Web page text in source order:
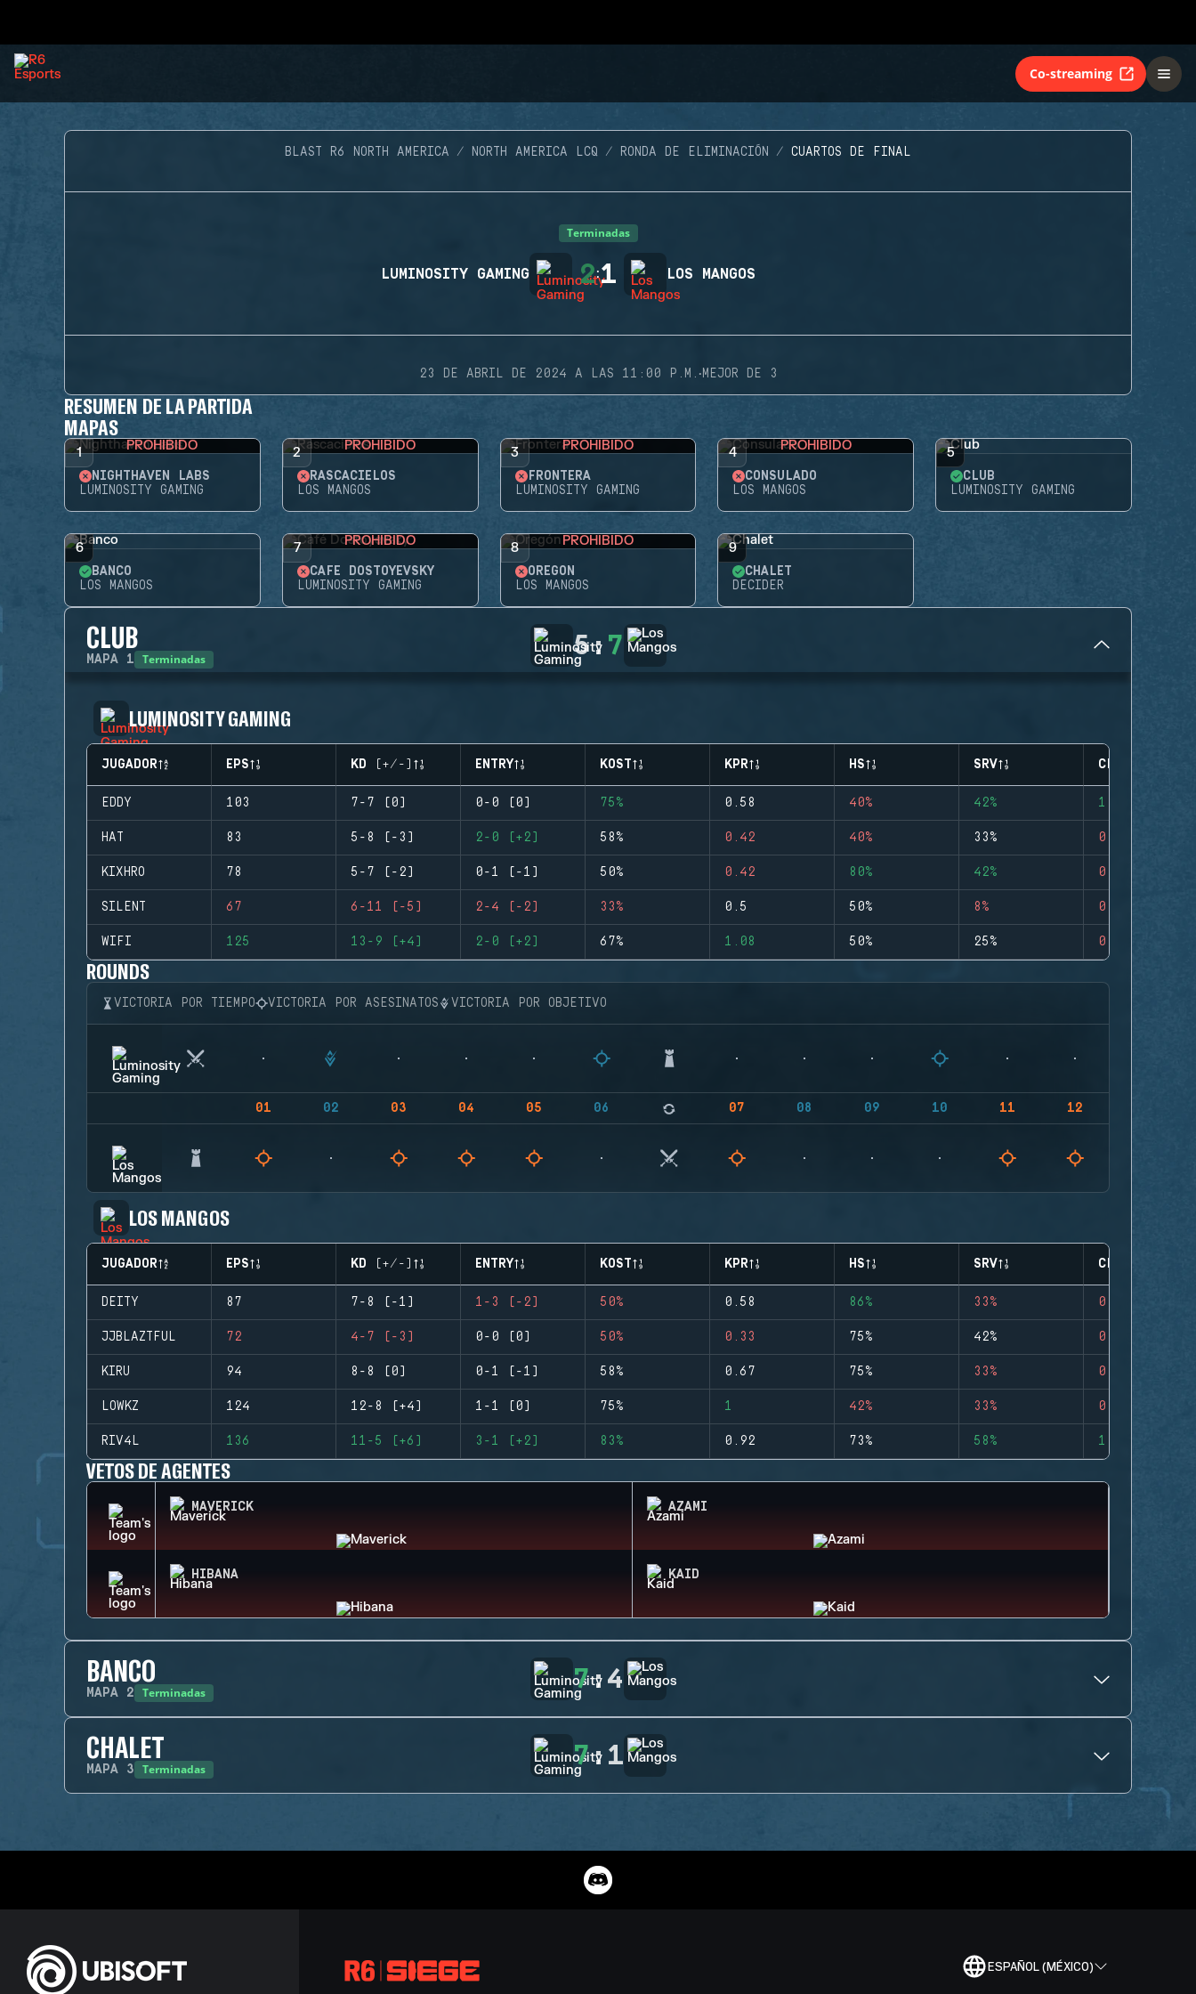
Co-streaming
BLAST R6 NORTH AMERICA NORTH AMERICA LCQ RONDA DE ELIMINACIÓN CUARTOS DE FINAL
Terminadas
LUMINOSITY GAMING 2:1 LOS MANGOS
23 DE ABRIL DE 2024 A LAS 11:00 P.M. ·MEJOR DE 3
RESUMEN DE LA PARTIDA
MAPAS
1 PROHIBIDO
NIGHTHAVEN LABS
LUMINOSITY GAMING
2 PROHIBIDO
RASCACIELOS
LOS MANGOS
3 PROHIBIDO
FRONTERA
LUMINOSITY GAMING
4 PROHIBIDO
CONSULADO
LOS MANGOS
5
CLUB
LUMINOSITY GAMING
6
BANCO
LOS MANGOS
7 PROHIBIDO
CAFÉ DOSTOYEVSKY
LUMINOSITY GAMING
8 PROHIBIDO
OREGÓN
LOS MANGOS
9
CHALET
DECIDER
CLUB
MAPA 1 Terminadas 5:7
LUMINOSITY GAMING
JUGADOR EPS KD (+/-) ENTRY KOST KPR HS SRV CLUTCHES
EDDY 103 7-7 (0) 0-0 (0) 75% 0.58 40% 42% 1
HAT 83 5-8 (-3) 2-0 (+2) 58% 0.42 40% 33% 0
KIXHRO 78 5-7 (-2) 0-1 (-1) 50% 0.42 80% 42% 0
SILENT 67 6-11 (-5) 2-4 (-2) 33% 0.5 50% 8% 0
WIFI 125 13-9 (+4) 2-0 (+2) 67% 1.08 50% 25% 0
ROUNDS
VICTORIA POR TIEMPO VICTORIA POR ASESINATOS VICTORIA POR OBJETIVO
01 02 03 04 05 06 07 08 09 10 11 12
LOS MANGOS
JUGADOR EPS KD (+/-) ENTRY KOST KPR HS SRV CLUTCHES
DEITY 87 7-8 (-1) 1-3 (-2) 50% 0.58 86% 33% 0
JJBLAZTFUL 72 4-7 (-3) 0-0 (0) 50% 0.33 75% 42% 0
KIRU 94 8-8 (0) 0-1 (-1) 58% 0.67 75% 33% 0
LOWKZ 124 12-8 (+4) 1-1 (0) 75% 1 42% 33% 0
RIV4L 136 11-5 (+6) 3-1 (+2) 83% 0.92 73% 58% 1
VETOS DE AGENTES
MAVERICK AZAMI
HIBANA KAID
BANCO
MAPA 2 Terminadas 7:4
CHALET
MAPA 3 Terminadas 7:1
ESPAÑOL (MÉXICO)